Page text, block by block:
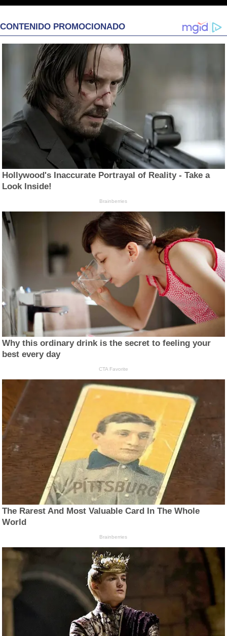
CONTENIDO PROMOCIONADO
Hollywood's Inaccurate Portrayal of Reality - Take a
Look Inside!
Brainberries
Why this ordinary drink is the secret to feeling your
best every day
CTA Favorite
The Rarest And Most Valuable Card In The Whole
World
Brainberries